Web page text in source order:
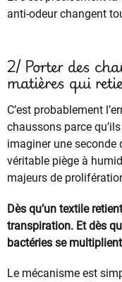
anti-odeur changent
2/ Porter des
matières qui
C’est probablement
chaussons parce
imaginer une seconde
véritable piège à
majeurs de
Dès qu’un textile
transpiration. Et dès
bactéries se
Le mécanisme est